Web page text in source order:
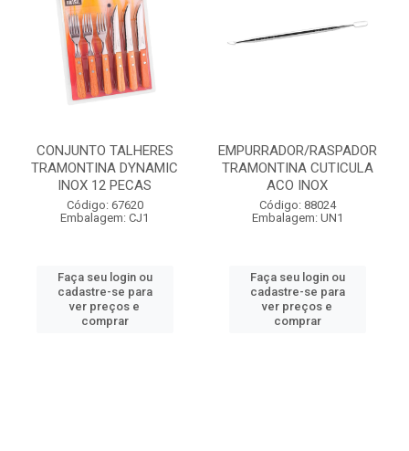
CONJUNTO TALHERES
TRAMONTINA DYNAMIC
INOX 12 PECAS
Código: 67620
Embalagem: CJ1
Faça seu login ou
cadastre-se para
ver preços e
comprar
EMPURRADOR/RASPADOR
TRAMONTINA CUTICULA
ACO INOX
Código: 88024
Embalagem: UN1
Faça seu login ou
cadastre-se para
ver preços e
comprar